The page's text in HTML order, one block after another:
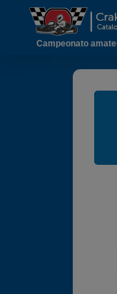
Campeonato